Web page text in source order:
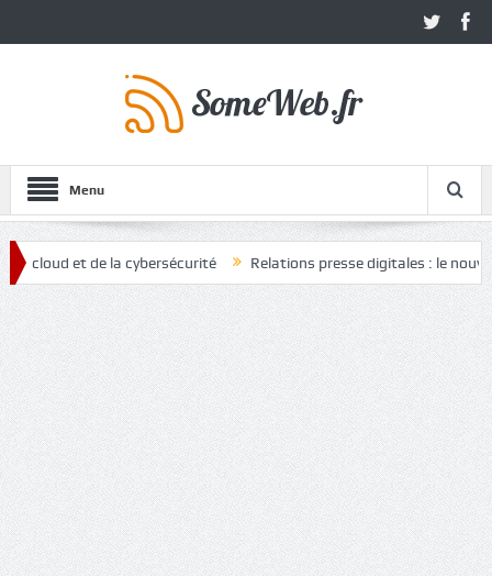
Menu
et de la cybersécurité Relations presse digitales : le nouvel atout